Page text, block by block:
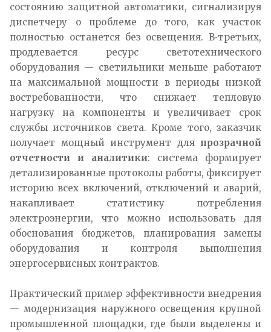
состоянию защитной автоматики, сигнализируя
диспетчеру о проблеме до того, как участок
полностью останется без освещения. В‑третьих,
продлевается ресурс светотехнического
оборудования — светильники меньше работают
на максимальной мощности в периоды низкой
востребованности, что снижает тепловую
нагрузку на компоненты и увеличивает срок
службы источников света. Кроме того, заказчик
получает мощный инструмент для прозрачной
отчетности и аналитики: система формирует
детализированные протоколы работы, фиксирует
историю всех включений, отключений и аварий,
накапливает статистику потребления
электроэнергии, что можно использовать для
обоснования бюджетов, планирования замены
оборудования и контроля выполнения
энергосервисных контрактов.​
Практический пример эффективности внедрения
— модернизация наружного освещения крупной
промышленной площадки, где были выделены и